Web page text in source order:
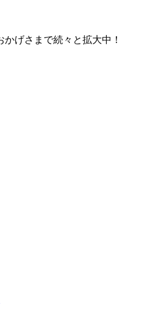
げさまで続々と拡大中！